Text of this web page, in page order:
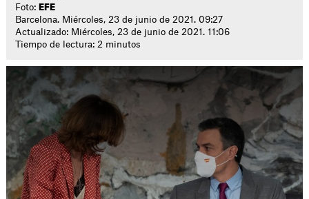
Foto: EFE
Barcelona. Miércoles, 23 de junio de 2021. 09:27
Actualizado: Miércoles, 23 de junio de 2021. 11:06
Tiempo de lectura: 2 minutos